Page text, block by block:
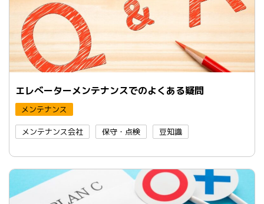
エレべーターメンテナンスでのよくある疑問
メンテナンス
メンテナンス会社 保守・点検 豆知識